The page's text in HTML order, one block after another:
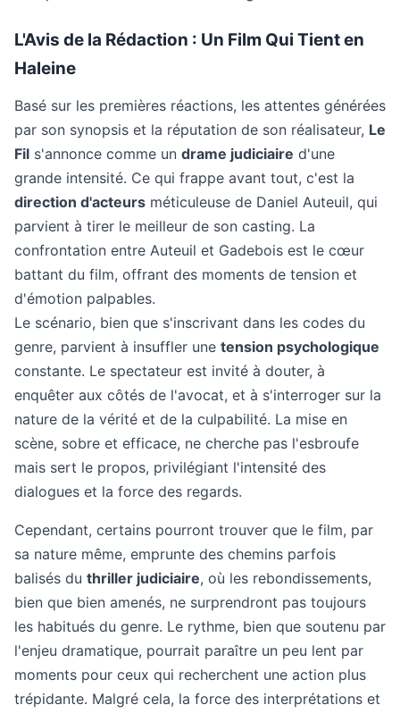
L'Avis de la Rédaction : Un Film Qui Tient en
Haleine
Basé sur les premières réactions, les attentes générées
par son synopsis et la réputation de son réalisateur, Le
Fil s'annonce comme un drame judiciaire d'une
grande intensité. Ce qui frappe avant tout, c'est la
direction d'acteurs méticuleuse de Daniel Auteuil, qui
parvient à tirer le meilleur de son casting. La
confrontation entre Auteuil et Gadebois est le cœur
battant du film, offrant des moments de tension et
d'émotion palpables.
Le scénario, bien que s'inscrivant dans les codes du
genre, parvient à insuffler une tension psychologique
constante. Le spectateur est invité à douter, à
enquêter aux côtés de l'avocat, et à s'interroger sur la
nature de la vérité et de la culpabilité. La mise en
scène, sobre et efficace, ne cherche pas l'esbroufe
mais sert le propos, privilégiant l'intensité des
dialogues et la force des regards.
Cependant, certains pourront trouver que le film, par
sa nature même, emprunte des chemins parfois
balisés du thriller judiciaire, où les rebondissements,
bien que bien amenés, ne surprendront pas toujours
les habitués du genre. Le rythme, bien que soutenu par
l'enjeu dramatique, pourrait paraître un peu lent par
moments pour ceux qui recherchent une action plus
trépidante. Malgré cela, la force des interprétations et